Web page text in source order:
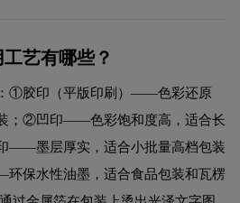
艺有哪些？
①胶印（平版印刷）——色彩还原
；②凹印——色彩饱和度高，适合长
——墨层厚实，适合小批量高档包装
保水性油墨，适合食品包装和瓦楞